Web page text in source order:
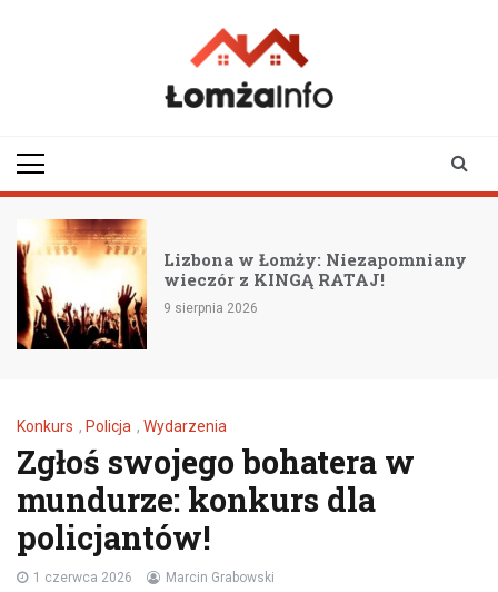
Lizbona w Łomży: Niezapomniany
wieczór z KINGĄ RATAJ!
9 sierpnia 2026
Konkurs , Policja , Wydarzenia
Zgłoś swojego bohatera w
mundurze: konkurs dla
policjantów!
1 czerwca 2026 Marcin Grabowski